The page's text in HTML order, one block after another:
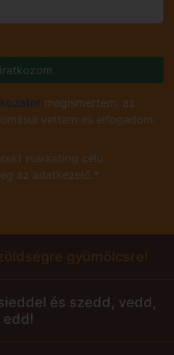
megismertem, az
vettem és elfogadom.
marketing célú
az adatkezelő.*
gyümölcsre!
és szedd, vedd,
edd!